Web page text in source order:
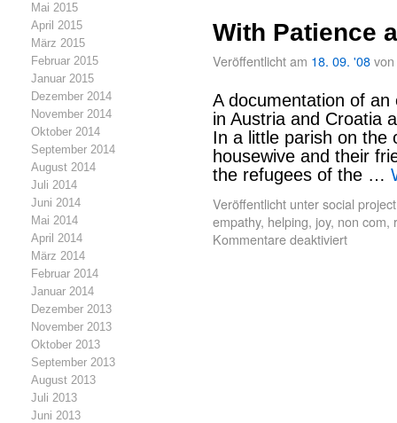
Mai 2015
April 2015
März 2015
Februar 2015
Januar 2015
Dezember 2014
November 2014
Oktober 2014
September 2014
August 2014
Juli 2014
Juni 2014
Mai 2014
April 2014
März 2014
Februar 2014
Januar 2014
Dezember 2013
November 2013
Oktober 2013
September 2013
August 2013
Juli 2013
Juni 2013
With Patience
Veröffentlicht am 18. 09. '08von
A documentation of an
in Austria and Croatia
In a little parish on the
housewive and their
the refugees of the …
Veröffentlicht untersocial project
empathy, helping, joy, non com,
Kommentare deaktiviert